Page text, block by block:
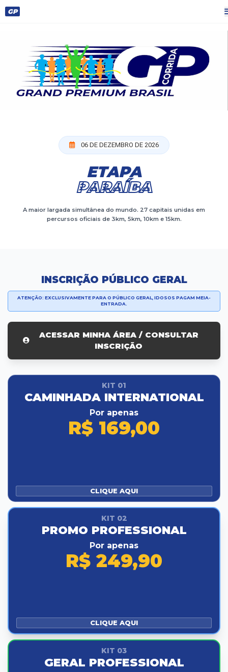
GP
06 DE DEZEMBRO DE 2026
ETAPA
PARAÍBA
A maior largada simultânea do mundo. 27 capitais unidas em
percursos oficiais de 3km, 5km, 10km e 15km.
INSCRIÇÃO PÚBLICO GERAL
ATENÇÃO: EXCLUSIVAMENTE PARA O PÚBLICO GERAL, IDOSOS PAGAM MEIA-
ENTRADA.
ACESSAR MINHA ÁREA / CONSULTAR
INSCRIÇÃO
KIT 01
CAMINHADA INTERNATIONAL
Por apenas
R$ 169,00
CLIQUE AQUI
KIT 02
PROMO PROFESSIONAL
Por apenas
R$ 249,90
CLIQUE AQUI
KIT 03
GERAL PROFESSIONAL